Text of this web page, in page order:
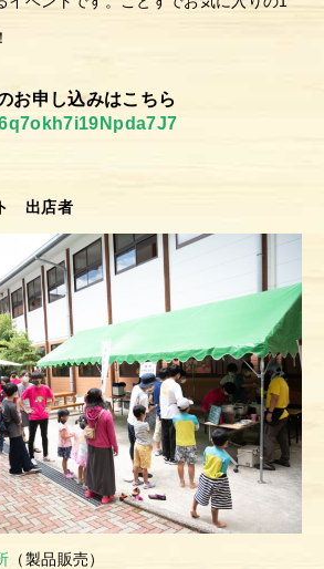
お申し込みはこちら
出店者
（製品販売）